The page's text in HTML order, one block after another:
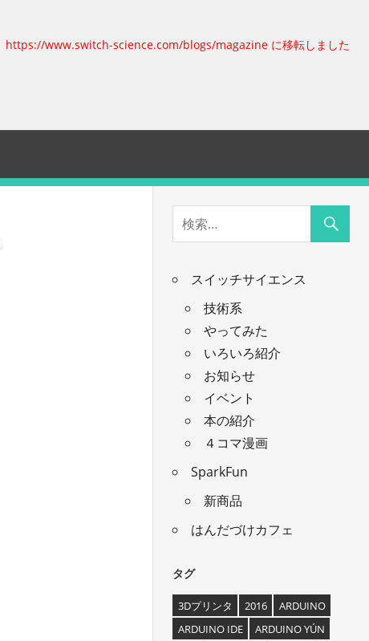
https://www.switch-science.com/blogs/magazine に移転しました
スイッチサイエンス
技術系
やってみた
いろいろ紹介
お知らせ
イベント
本の紹介
４コマ漫画
SparkFun
新商品
はんだづけカフェ
タグ
3Dプリンタ 2016
ARDUINO
ARDUINO IDE
ARDUINO YÚN